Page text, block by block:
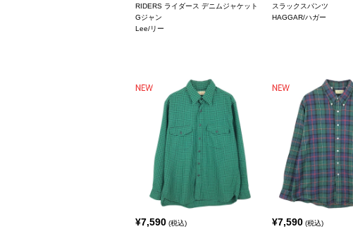
RIDERS ライダース デニムジャケット
Gジャン
Lee/リー
スラックスパンツ
HAGGAR/ハガー
¥7,590 (税込) ¥7,590 (税込)